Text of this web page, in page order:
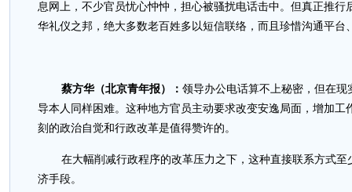
息网上，不少官员忧心忡忡，担心被骚扰电话击中。但真正推行
华礼仪之邦，绝大多数老百姓多以短信联络，而且珍惜沟通平台
蔡方华（北京青年报）： 领导办公电话算不上秘密，但在
导本人同样困难。这种地方官员主动要求改变安逸局面，增加工
刻的政治自觉和行政改革是值得赞许的。
在大幅削减行政程序的改革压力之下，这种直接联系方式
济手段。